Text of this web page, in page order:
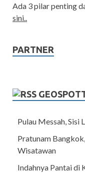
Ada 3 pilar penting
sini..
PARTNER
Pulau Messah, Sisi
Pratunam
Wisatawan
Indahnya Pantai di